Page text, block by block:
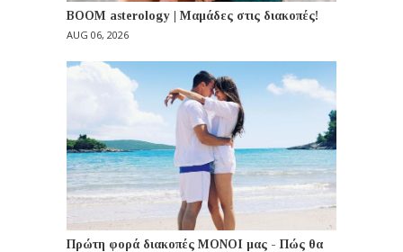
BOOM asterology | Μαμάδες στις διακοπές!
AUG 06, 2026
Πρώτη φορά διακοπές ΜΟΝΟΙ μας - Πώς θα